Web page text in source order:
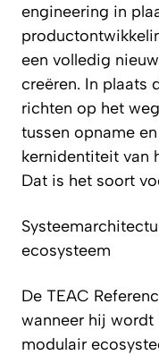
engineering in
een volledig
creëren. In plaats
richten op het
tussen opname
kernidentiteit van
Dat is het soort
ecosysteem
De TEAC
wanneer hij wordt
modulair